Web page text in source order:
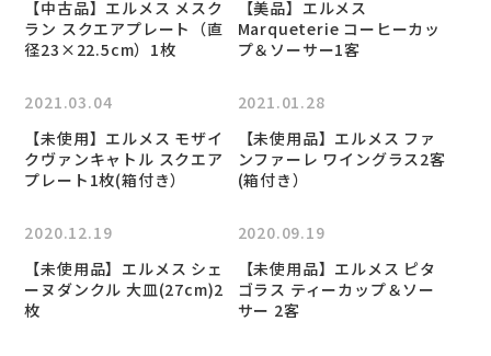
【中古品】エルメス メスク
ラン スクエアプレート（直
径23×22.5cm）1枚
【美品】エルメス
Marqueterie コーヒーカッ
プ＆ソーサー1客
2021.03.04
【未使用】エルメス モザイ
クヴァンキャトル スクエア
プレート1枚(箱付き）
2021.01.28
【未使用品】エルメス ファ
ンファーレ ワイングラス2客
(箱付き）
2020.12.19
【未使用品】エルメス シェ
ーヌダンクル 大皿(27cm)2
枚
2020.09.19
【未使用品】エルメス ピタ
ゴラス ティーカップ＆ソー
サー 2客